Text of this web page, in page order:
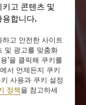
고 콘텐츠 및
용합니다.
고 안전한 사이트
및 광고를 맞춤화
’을 클릭해 쿠키를
서 언제든지 쿠키
사용과 쿠키 설정
정책을 참고하세